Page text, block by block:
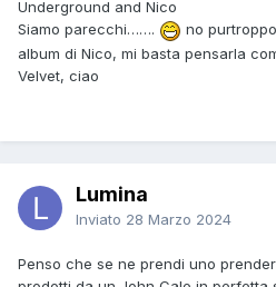
Underground and Nico
Siamo parecchi…….
no
album di Nico, mi basta pensarla
Velvet, ciao
Lumina
Inviato 28 Marzo 2024
Penso che se ne prendi uno